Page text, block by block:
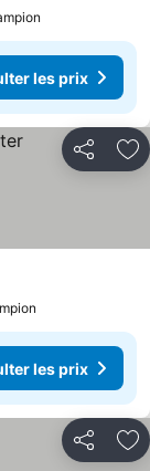
les prix
Partager
les prix
Partager